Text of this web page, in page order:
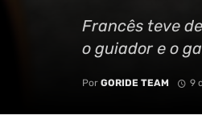
Francês teve
o guiador e o
Por GORIDE TEAM 9